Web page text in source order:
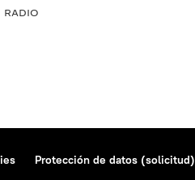
RADIO
Protección de datos (solicitud)